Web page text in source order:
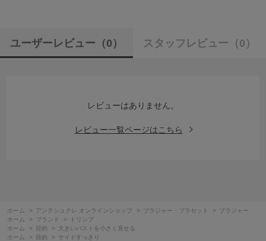
ユーザーレビュー （0） スタッフレビュー （0）
レビューはありません。
レビュー一覧ページはこちら
ホーム > アンテシュクレ オンラインショップ > ブラジャー・ブラセット >
ブラジャー
ホーム
> ブランド >
トリンプ
ホーム
> 目的 >
大きいバストを小さく見せる
ホーム
> 目的 >
サイドすっきり